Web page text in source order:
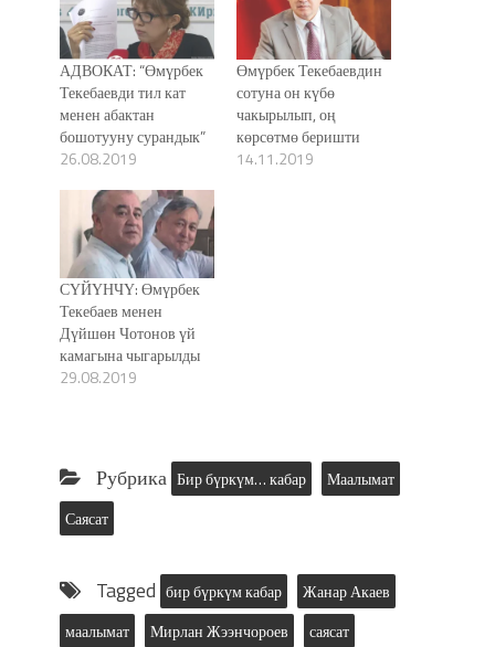
АДВОКАТ: “Өмүрбек
Текебаевди тил кат
менен абактан
бошотууну сурандык”
26.08.2019
Өмүрбек Текебаевдин
сотуна он күбө
чакырылып, оң
көрсөтмө беришти
14.11.2019
СҮЙҮНЧҮ: Өмүрбек
Текебаев менен
Дүйшөн Чотонов үй
камагына чыгарылды
29.08.2019
Рубрика Бир бүркүм… кабар
Маалымат
Саясат
Tagged бир бүркүм кабар
Жанар Акаев
маалымат
Мирлан Жээнчороев
саясат